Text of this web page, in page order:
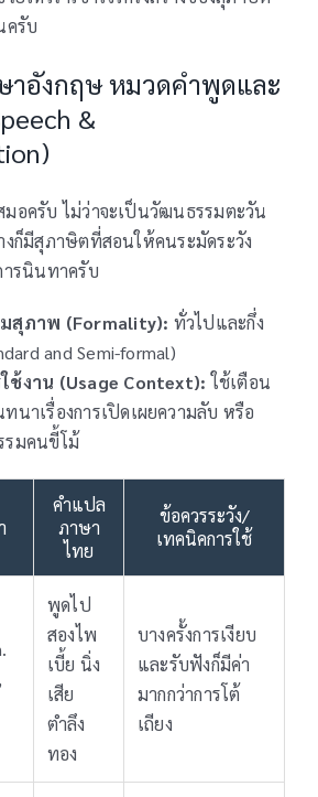
ครับ
าอังกฤษ หมวดคำพูดและ
&
มอครับ ไม่ว่าจะเป็นวัฒนธรรมตะวัน
ก็มีสุภาษิตที่สอนให้คนระมัดระวัง
ารนินทาครับ
สุภาพ (Formality): ทั่วไปและกึ่ง
and Semi-formal)
ช้งาน (Usage Context): ใช้เตือน
นาเรื่องการเปิดเผยความลับ หรือ
รมคนขี้โม้
คำแปล
ภาษา
ไทย
ข้อควรระวัง/
เทคนิคการใช้
พูดไป
สองไพ
เบี้ย นิ่ง
เสีย
ตำลึง
ทอง
บางครั้งการเงียบ
และรับฟังก็มีค่า
มากกว่าการโต้
เถียง